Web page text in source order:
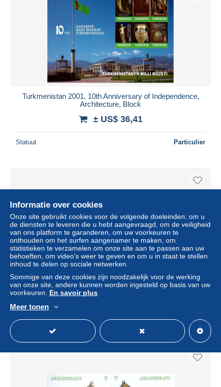
Turkmenistan 2001, 10th Anniversary of Independence,
Architecture, Block
± US$ 36,41
Statuut Particulier
Turkmenistan 2009, Fauna, 3v in strip
± US$ 2,31
Statuut Particulier
Informatie over cookies
Onze site gebruikt cookies voor de volgende doeleinden: om u
de diensten te leveren die u hebt aangevraagd, om de veiligheid
van ons platform te garanderen, om uw voorkeuren te
onthouden om het surfen aangenamer te maken, om
statistieken te verzamelen om onze site aan te passen aan uw
behoeften, om video's weer te geven en om u in staat te stellen
inhoud te delen op sociale netwerken.
Sommige van deze cookies zijn noodzakelijk voor de werking
van onze site, andere kunnen worden ingesteld op basis van uw
voorkeuren. En savoir plus
Meer tonen